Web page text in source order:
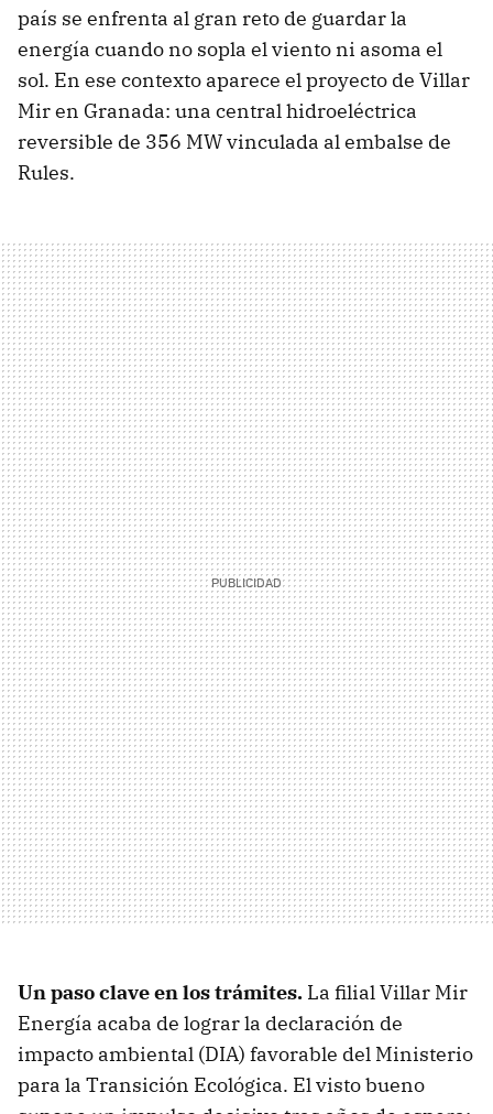
país se enfrenta al gran reto de guardar la
energía cuando no sopla el viento ni asoma el
sol. En ese contexto aparece el proyecto de Villar
Mir en Granada: una central hidroeléctrica
reversible de 356 MW vinculada al embalse de
Rules.
Un paso clave en los trámites. La filial Villar Mir
Energía acaba de lograr la declaración de
impacto ambiental (DIA) favorable del Ministerio
para la Transición Ecológica. El visto bueno